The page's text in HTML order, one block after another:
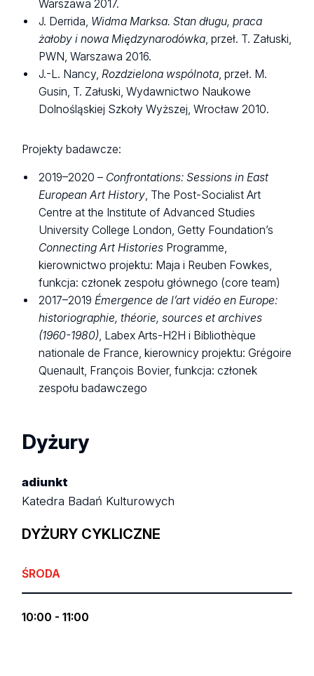
Warszawa 2017.
J. Derrida, Widma Marksa. Stan długu, praca
żałoby i nowa Międzynarodówka, przeł. T. Załuski,
PWN, Warszawa 2016.
J.-L. Nancy,Rozdzielona wspólnota, przeł. M.
Gusin, T. Załuski, Wydawnictwo Naukowe
Dolnośląskiej Szkoły Wyższej, Wrocław 2010.
Projekty badawcze:
2019–2020 – Confrontations: Sessions in East
European Art History, The Post-Socialist Art
Centre at the Institute of Advanced Studies
University College London, Getty Foundation’s
Connecting Art Histories Programme,
kierownictwo projektu: Maja i Reuben Fowkes,
funkcja: członek zespołu głównego (core team)
2017–2019Émergence de l’art vidéo en Europe:
historiographie, théorie, sources et archives
(1960-1980), Labex Arts-H2H i Bibliothèque
nationale de France, kierownicy projektu: Grégoire
Quenault, François Bovier, funkcja: członek
zespołu badawczego
Dyżury
adiunkt
Katedra Badań Kulturowych
DYŻURY CYKLICZNE
ŚRODA
10:00 - 11:00